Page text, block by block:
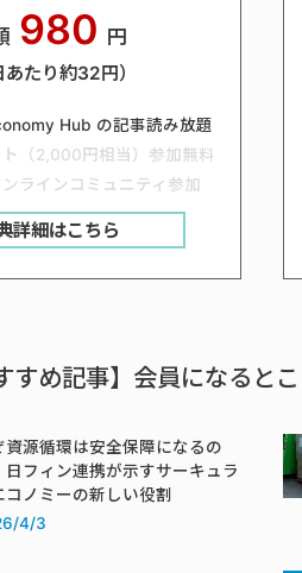
980 円
あたり約32円）
Hub の記事読み放題
ト（2,000円相当）参加無料
ラインコミュニティ参加
詳細はこちら
すめ記事】会員になると
資源循環は安全保障になるの
日フィン連携が示すサーキュラ
コノミーの新しい役割
4/3